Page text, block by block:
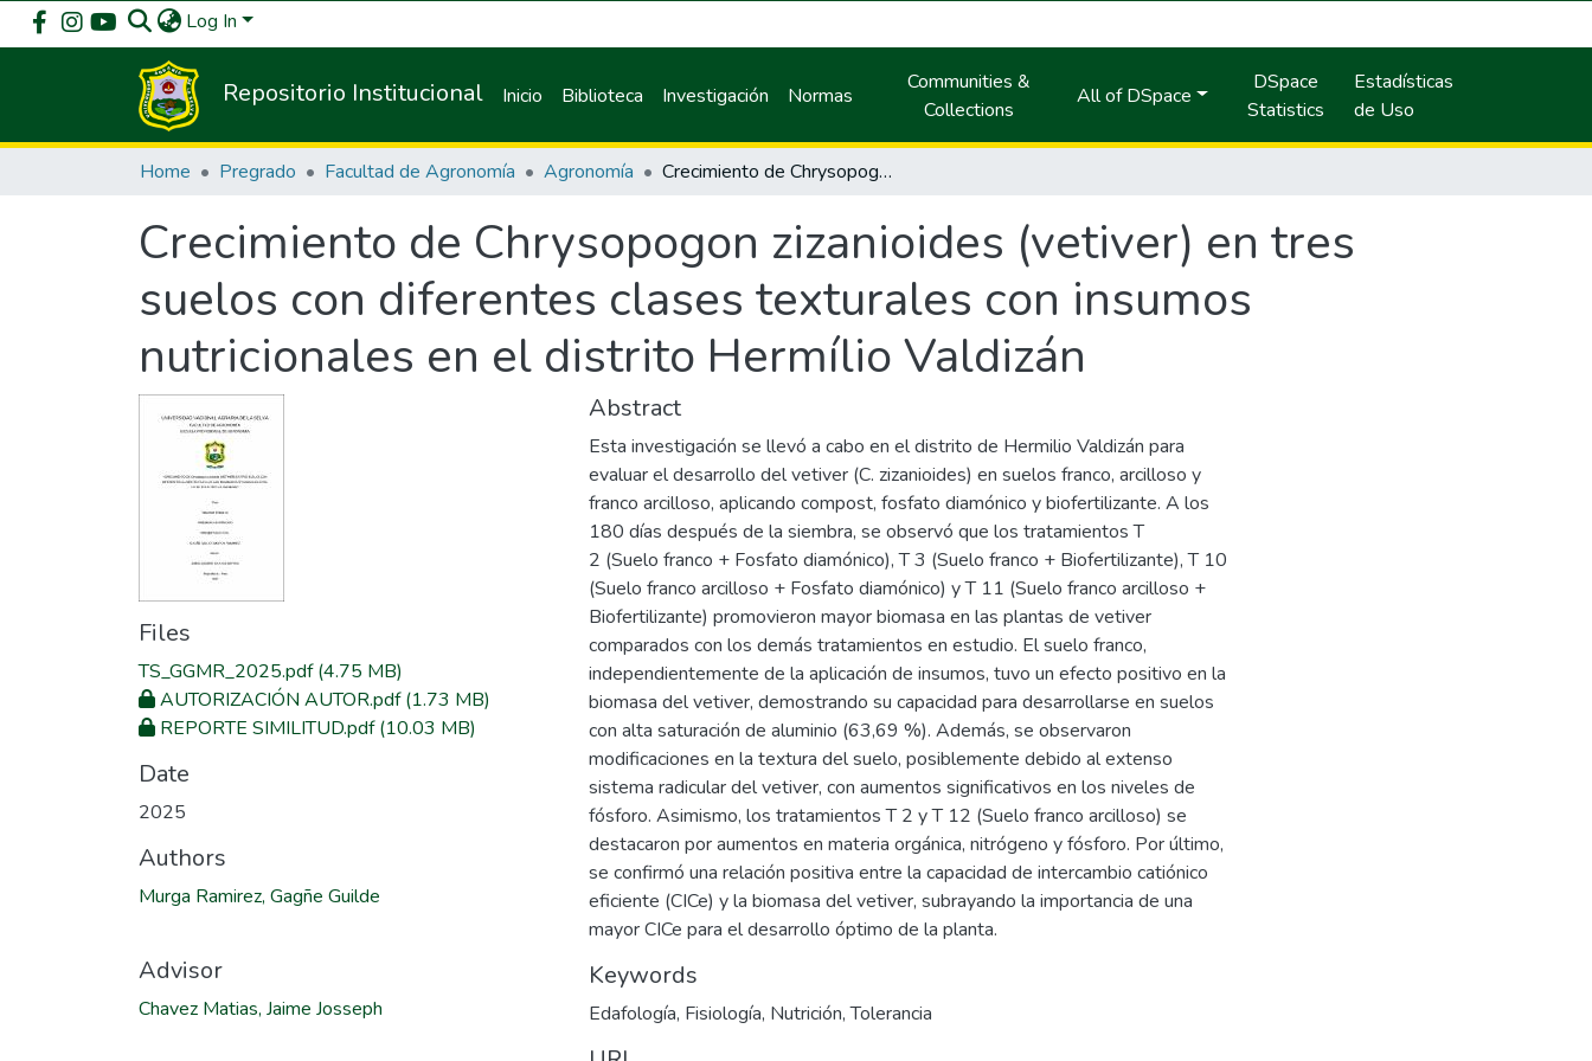
Log In
Repositorio Institucional Inicio Biblioteca Investigación Normas
Communities &
Collections
All of DSpace
DSpace
Statistics
Estadísticas
de Uso
Home Pregrado Facultad de Agronomía Agronomía Crecimiento de Chrysopogon zizanioides (vetiver) en tres suelos con diferentes clases texturales con insumos nutricionales en el distrito Hermílio Valdizán
Crecimiento de Chrysopogon zizanioides (vetiver) en tres
suelos con diferentes clases texturales con insumos
nutricionales en el distrito Hermílio Valdizán
Files
TS_GGMR_2025.pdf(4.75 MB)
AUTORIZACIÓN AUTOR.pdf(1.73 MB)
REPORTE SIMILITUD.pdf(10.03 MB)
Date
2025
Authors
Murga Ramirez, Gagñe Guilde
Advisor
Chavez Matias, Jaime Josseph
Abstract
Esta investigación se llevó a cabo en el distrito de Hermilio Valdizán para
evaluar el desarrollo del vetiver (C. zizanioides) en suelos franco, arcilloso y
franco arcilloso, aplicando compost, fosfato diamónico y biofertilizante. A los
180 días después de la siembra, se observó que los tratamientos T
2 (Suelo franco + Fosfato diamónico), T 3 (Suelo franco + Biofertilizante), T 10
(Suelo franco arcilloso + Fosfato diamónico) y T 11 (Suelo franco arcilloso +
Biofertilizante) promovieron mayor biomasa en las plantas de vetiver
comparados con los demás tratamientos en estudio. El suelo franco,
independientemente de la aplicación de insumos, tuvo un efecto positivo en la
biomasa del vetiver, demostrando su capacidad para desarrollarse en suelos
con alta saturación de aluminio (63,69 %). Además, se observaron
modificaciones en la textura del suelo, posiblemente debido al extenso
sistema radicular del vetiver, con aumentos significativos en los niveles de
fósforo. Asimismo, los tratamientos T 2 y T 12 (Suelo franco arcilloso) se
destacaron por aumentos en materia orgánica, nitrógeno y fósforo. Por último,
se confirmó una relación positiva entre la capacidad de intercambio catiónico
eficiente (CICe) y la biomasa del vetiver, subrayando la importancia de una
mayor CICe para el desarrollo óptimo de la planta.
Keywords
Edafología, Fisiología, Nutrición,Tolerancia